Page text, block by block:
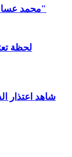
محمد عساف يطرح أغنية جديدة بعنوان "الحلزونة"
لحظة
شاهد اعتذار